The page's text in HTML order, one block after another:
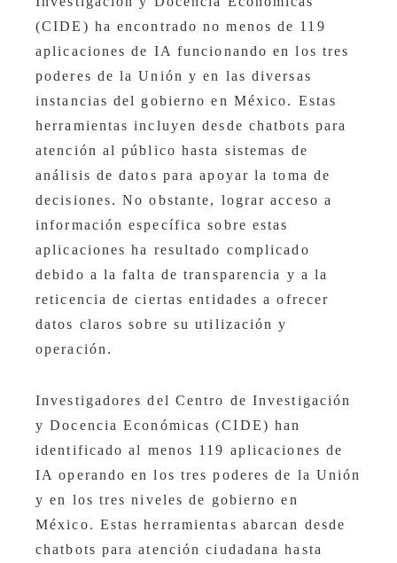
(CIDE) ha encontrado no menos de 119
aplicaciones de IA funcionando en los tres
poderes de la Unión y en las diversas
instancias del gobierno en México. Estas
herramientas incluyen desde chatbots para
atención al público hasta sistemas de
análisis de datos para apoyar la toma de
decisiones. No obstante, lograr acceso a
información específica sobre estas
aplicaciones ha resultado complicado
debido a la falta de transparencia y a la
reticencia de ciertas entidades a ofrecer
datos claros sobre su utilización y
operación.
Investigadores del Centro de Investigación
y Docencia Económicas (CIDE) han
identificado al menos 119 aplicaciones de
IA operando en los tres poderes de la Unión
y en los tres niveles de gobierno en
México. Estas herramientas abarcan desde
chatbots para atención ciudadana hasta